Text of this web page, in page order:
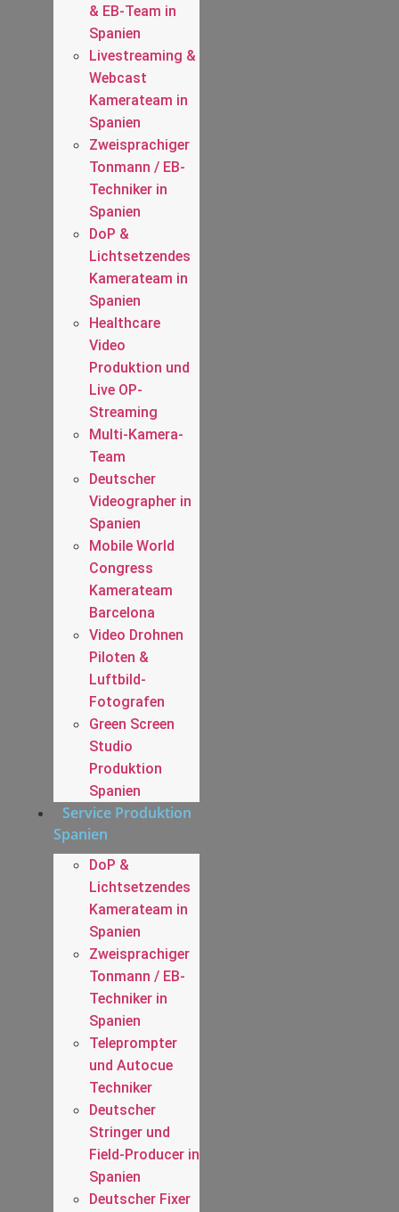
& EB-Team in
Spanien
Livestreaming &
Webcast
Kamerateam in
Spanien
Zweisprachiger
Tonmann / EB-
Techniker in
Spanien
DoP &
Lichtsetzendes
Kamerateam in
Spanien
Healthcare
Video
Produktion und
Live OP-
Streaming
Multi-Kamera-
Team
Deutscher
Videographer in
Spanien
Mobile World
Congress
Kamerateam
Barcelona
Video Drohnen
Piloten &
Luftbild-
Fotografen
Green Screen
Studio
Produktion
Spanien
Service Produktion
Spanien
DoP &
Lichtsetzendes
Kamerateam in
Spanien
Zweisprachiger
Tonmann / EB-
Techniker in
Spanien
Teleprompter
und Autocue
Techniker
Deutscher
Stringer und
Field-Producer in
Spanien
Deutscher Fixer